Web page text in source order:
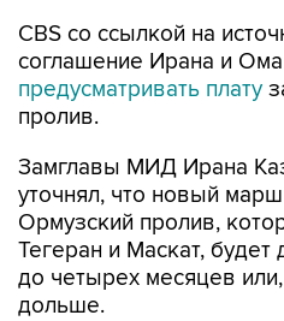
CBS со ссылкой на
соглашение Ирана и
предусматривать плату
пролив.
Замглавы МИД Ирана
уточнял, что новый
Ормузский пролив,
Тегеран и Маскат, будет
до четырех месяцев
дольше.